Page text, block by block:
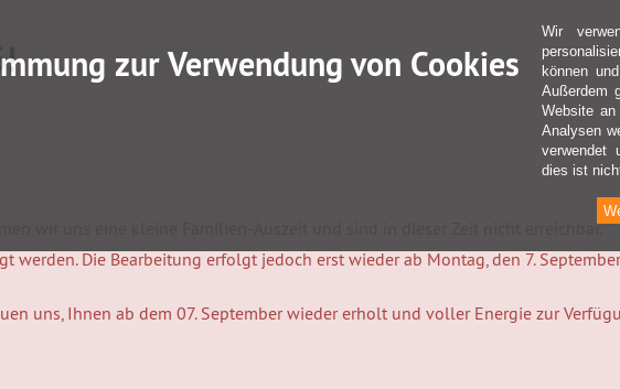
wir uns eine kleine Familien-Auszeit und sind in dieser Zeit nicht erreichbar.
werden. Die Bearbeitung erfolgt jedoch erst wieder ab Montag, den 7.
uns, Ihnen ab dem 07. September wieder erholt und voller Energie zur
zur Verwendung von Cookies
Wir
können
Außerdem
Website
Analysen
verwendet
dies ist